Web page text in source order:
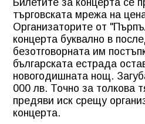
Билетите за концерта се
търговската мрежа на
Организаторите от
концерта буквално в
безотговорната им
българската естрада
новогодишната нощ.
000 лв. Точно за толкова
предяви иск срещу
концерта.